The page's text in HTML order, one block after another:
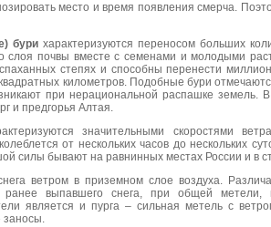
место и время появления смерча.
бури характеризуются переносом больших
слоя почвы вместе с семенами и молодыми
степях и способны перенести
километров. Подобные бури
при нерациональной распашке земель.
и предгорья Алтая.
значительными скоростями
от нескольких часов до нескольких
силы бывают на равнинных местах России и в
ветром в приземном слое воздуха.
ранее выпавшего снега, при общей метели,
является и пурга – сильная метель с
заносы.